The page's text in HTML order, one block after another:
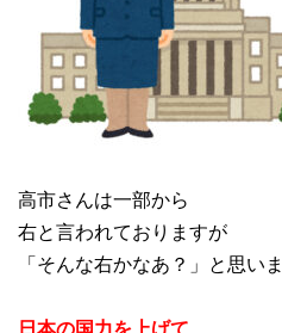
高市さんは一部から
右と言われておりますが
「そんな右かなあ？」と思いま
日本の国力を上げて